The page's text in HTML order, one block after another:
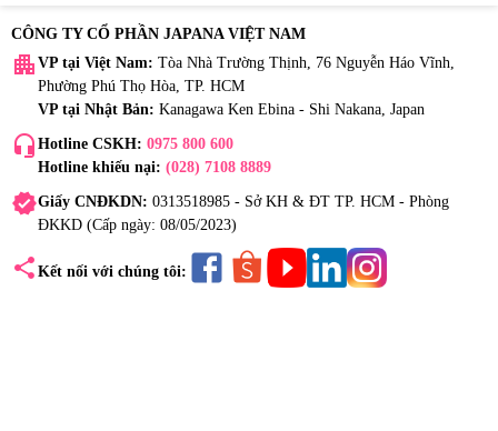
CÔNG TY CỔ PHẦN JAPANA VIỆT NAM
apartment VP tại Việt Nam: Tòa Nhà Trường Thịnh, 76 Nguyễn Háo Vĩnh,
Phường Phú Thọ Hòa, TP. HCM
VP tại Nhật Bản: Kanagawa Ken Ebina - Shi Nakana, Japan
headset_mic Hotline CSKH: 0975 800 600
Hotline khiếu nại: (028) 7108 8889
verifiedGiấy CNĐKDN: 0313518985 - Sở KH & ĐT TP. HCM - Phòng
ĐKKD (Cấp ngày: 08/05/2023)
share Kết nối với chúng tôi: